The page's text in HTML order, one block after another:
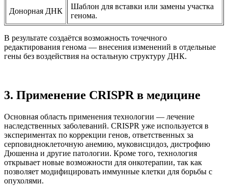
Донорная ДНК
Шаблон для вставки или замены участка
генома.
В результате создаётся возможность точечного
редактирования генома — внесения изменений в отдельные
гены без воздействия на остальную структуру ДНК.
3. Применение CRISPR в медицине
Основная область применения технологии — лечение
наследственных заболеваний. CRISPR уже используется в
экспериментах по коррекции генов, ответственных за
серповидноклеточную анемию, муковисцидоз, дистрофию
Дюшенна и другие патологии. Кроме того, технология
открывает новые возможности для онкотерапии, так как
позволяет модифицировать иммунные клетки для борьбы с
опухолями.